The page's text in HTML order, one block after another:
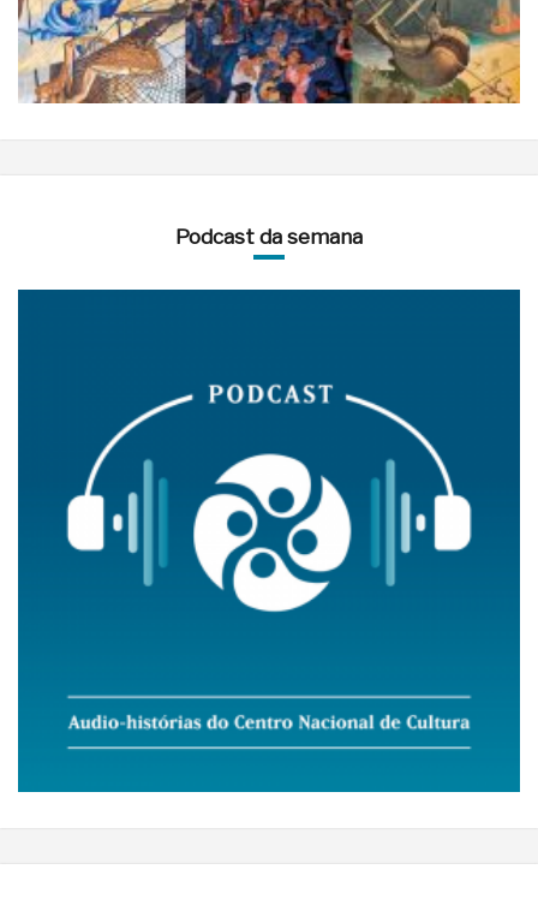
Podcast da semana